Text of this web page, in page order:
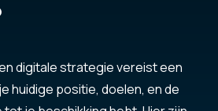
digitale strategie vereist een
huidige positie, doelen, en de